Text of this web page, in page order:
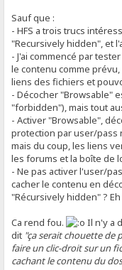
Sauf que :
- HFS a trois trucs
"Recursively hidden", et
- J'ai commencé par
le contenu comme
liens des fichiers et
- Décocher "Browsable"
"forbidden"), mais tout
- Activer "Browsable",
protection par user/pass
mais du coup, les liens
les forums et la boîte de
- Ne pas activer l'user/
cacher le contenu en
"Récursively hidden" ?
Ca rend fou.
Il n'y a
dit "ça serait chouette de
faire un clic-droit sur un
cachant le contenu du